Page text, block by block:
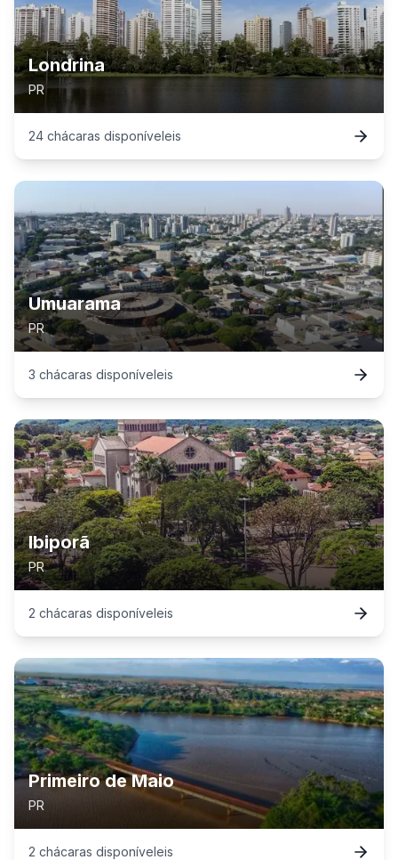
Londrina
PR
24 chácaras disponíveleis
Umuarama
PR
3 chácaras disponíveleis
Ibiporã
PR
2 chácaras disponíveleis
Primeiro de Maio
PR
2 chácaras disponíveleis